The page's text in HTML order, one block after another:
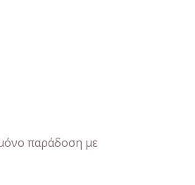
παράδοση με